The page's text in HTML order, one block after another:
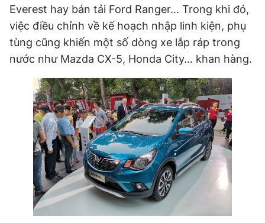
Everest hay bán tải Ford Ranger… Trong khi đó,
việc điều chỉnh về kế hoạch nhập linh kiện, phụ
tùng cũng khiến một số dòng xe lắp ráp trong
nước như Mazda CX-5, Honda City… khan hàng.